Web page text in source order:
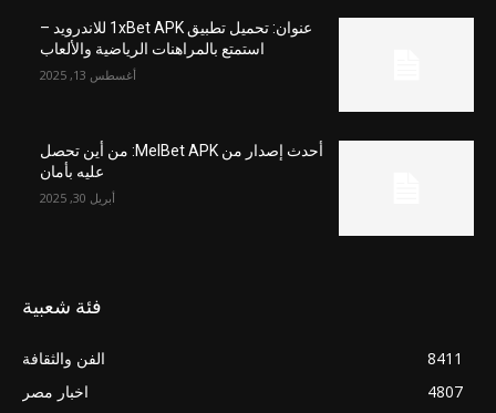
عنوان: تحميل تطبيق 1xBet APK للاندرويد –
استمتع بالمراهنات الرياضية والألعاب
أغسطس 13, 2025
أحدث إصدار من MelBet APK: من أين تحصل
عليه بأمان
أبريل 30, 2025
فئة شعبية
الفن والثقافة
8411
اخبار مصر
4807